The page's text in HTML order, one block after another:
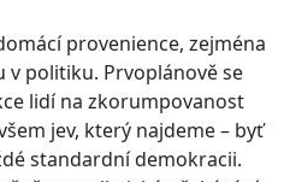
provenience, zejména
politiku. Prvoplánově se
lidí na zkorumpovanost
jev, který najdeme – byť
standardní demokracii.